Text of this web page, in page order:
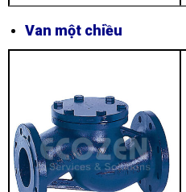
Van một chiều